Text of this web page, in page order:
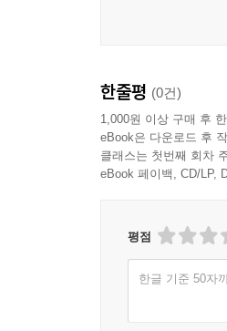
한줄평 (0건)
1,000원 이상 구매 후
eBook은 다운로드 후
클래스는 첫번째 회차
eBook 페이백, CD/LP,
평점
한글 기준 50자